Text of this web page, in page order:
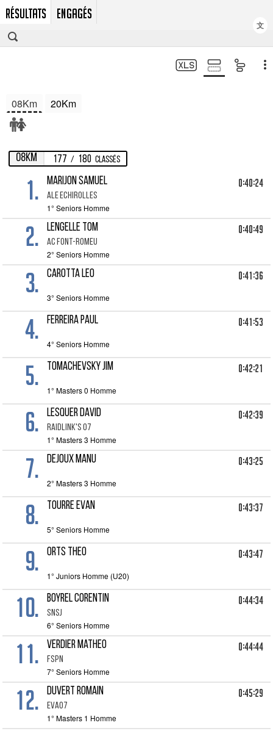
RÉSULTATS ENGAGÉS
文
08Km 20Km
08Km 177 / 180 Classés
1. MARIJON Samuel
ALE ECHIROLLES
0:40:24
1° Seniors Homme
2. LENGELLE Tom
AC FONT-ROMEU
0:40:49
2° Seniors Homme
3. CAROTTA Leo 0:41:36
3° Seniors Homme
4. FERREIRA Paul 0:41:53
4° Seniors Homme
5. TOMACHEVSKY Jim 0:42:21
1° Masters 0 Homme
6. LESQUER David
RAIDLINK'S 07
0:42:39
1° Masters 3 Homme
7. DEJOUX Manu 0:43:25
2° Masters 3 Homme
8. TOURRE Evan 0:43:37
5° Seniors Homme
9. ORTS Theo 0:43:47
1° Juniors Homme (U20)
10. BOYREL Corentin
SNSJ
0:44:34
6° Seniors Homme
11. VERDIER Matheo
FSPN
0:44:44
7° Seniors Homme
12. DUVERT Romain
EVA07
0:45:29
1° Masters 1 Homme